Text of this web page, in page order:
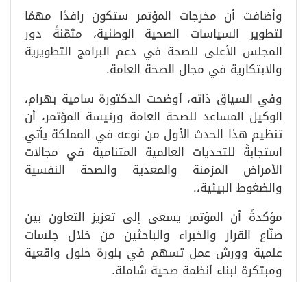
وأضافت أن مخرجات المؤتمر ستكون رافدًا مهمًا
لتطوير السياسات الصحية الوطنية، مثمّنةً دور
المجلس الأعلى للصحة في دعم البرامج التطويرية
والابتكارية في مجال الصحة العامة.
وفي السياق ذاته، أوضحت الدكتورة سامية بهرام،
الوكيل المساعد للصحة العامة ورئيسة المؤتمر، أن
تنظيم هذا الحدث الأول من نوعه في المملكة يأتي
استجابةً للتحديات العالمية المتنامية في مجالات
الأمراض المزمنة والمعدية والصحة النفسية
والضغوط البيئية،.
مؤكدةً أن المؤتمر يسعى إلى تعزيز التعاون بين
صنّاع القرار والخبراء والباحثين من خلال جلسات
علمية وورش عمل تسهم في بلورة حلول واقعية
ومبتكرة لبناء أنظمة صحية شاملة.